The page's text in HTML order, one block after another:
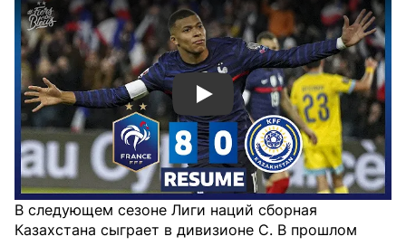
Смотреть видео YouTube
В следующем сезоне Лиги наций сборная
Казахстана сыграет в дивизионе C. В прошлом